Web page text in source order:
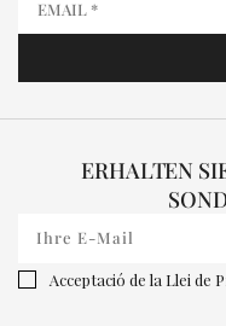
ERHALTEN
Acceptació de la Llei de